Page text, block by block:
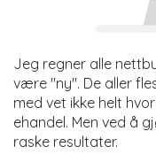
Jeg regner alle
være "ny". De aller
med vet ikke helt
ehandel. Men ved å
raske resultater.